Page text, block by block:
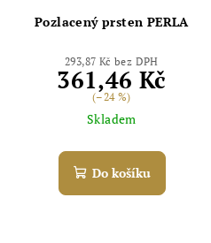
Pozlacený prsten PERLA
293,87 Kč bez DPH
361,46 Kč
(–24 %)
Skladem
Do košíku